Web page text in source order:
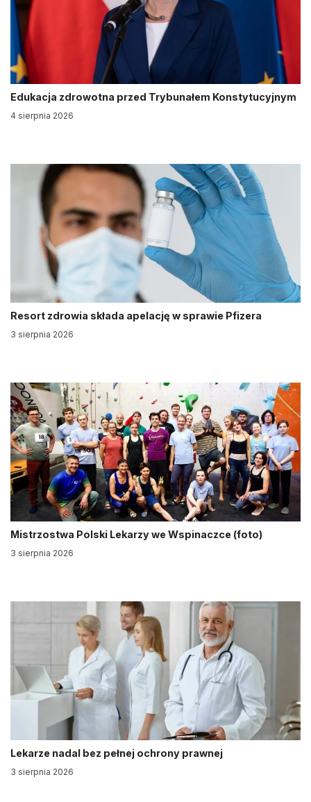
Edukacja zdrowotna przed Trybunałem Konstytucyjnym
4 sierpnia 2026
Resort zdrowia składa apelację w sprawie Pfizera
3 sierpnia 2026
Mistrzostwa Polski Lekarzy we Wspinaczce (foto)
3 sierpnia 2026
Lekarze nadal bez pełnej ochrony prawnej
3 sierpnia 2026